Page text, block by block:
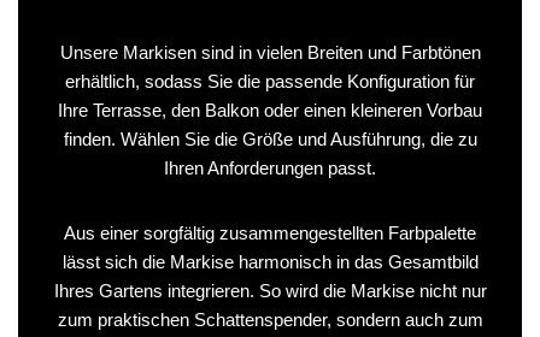
Unsere Markisen sind in vielen Breiten und Farbtönen
erhältlich, sodass Sie die passende Konfiguration für
Ihre Terrasse, den Balkon oder einen kleineren Vorbau
finden. Wählen Sie die Größe und Ausführung, die zu
Ihren Anforderungen passt.
Aus einer sorgfältig zusammengestellten Farbpalette
lässt sich die Markise harmonisch in das Gesamtbild
Ihres Gartens integrieren. So wird die Markise nicht nur
zum praktischen Schattenspender, sondern auch zum